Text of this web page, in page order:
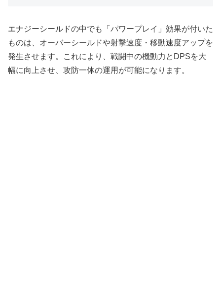
エナジーシールドの中でも「パワープレイ」効果が付いた
ものは、オーバーシールドや射撃速度・移動速度アップを
発生させます。これにより、戦闘中の機動力とDPSを大
幅に向上させ、攻防一体の運用が可能になります。